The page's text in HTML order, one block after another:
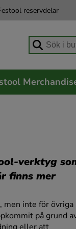
reservdelar
Börja skriva
verktyg
finns mer
men inte för övriga
på grund